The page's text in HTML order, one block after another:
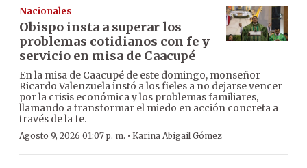
Nacionales
Obispo insta a superar los
problemas cotidianos con fe y
servicio en misa de Caacupé
En la misa de Caacupé de este domingo, monseñor
Ricardo Valenzuela instó a los fieles a no dejarse vencer
por la crisis económica y los problemas familiares,
llamando a transformar el miedo en acción concreta a
través de la fe.
Agosto 9, 2026 01:07 p. m. · Karina Abigail Gómez